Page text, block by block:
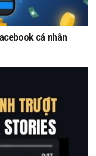
cá nhân